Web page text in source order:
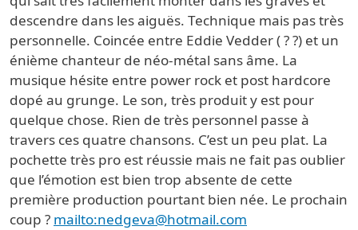
descendre dans les aiguës. Technique mais pas très
personnelle. Coincée entre Eddie Vedder ( ? ?) et un
énième chanteur de néo-métal sans âme. La
musique hésite entre power rock et post hardcore
dopé au grunge. Le son, très produit y est pour
quelque chose. Rien de très personnel passe à
travers ces quatre chansons. C’est un peu plat. La
pochette très pro est réussie mais ne fait pas oublier
que l’émotion est bien trop absente de cette
première production pourtant bien née. Le prochain
coup ? mailto:nedgeva@hotmail.com